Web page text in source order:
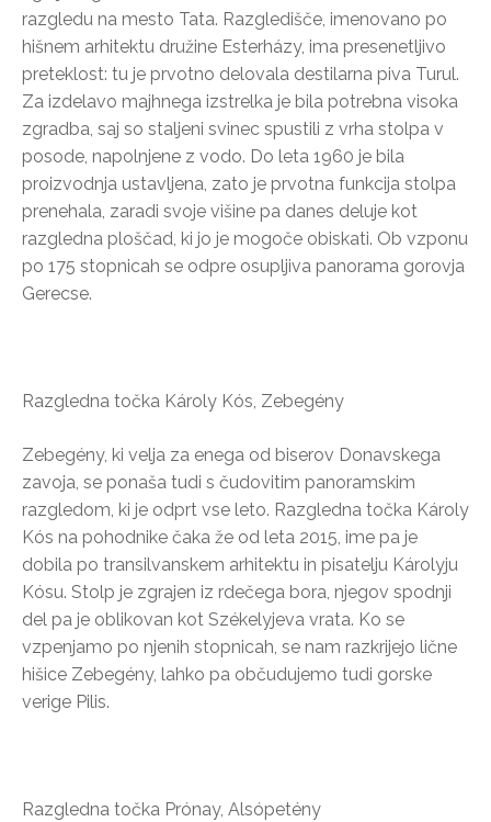
razgledu na mesto Tata. Razgledišče, imenovano po
hišnem arhitektu družine Esterházy, ima presenetljivo
preteklost: tu je prvotno delovala destilarna piva Turul.
Za izdelavo majhnega izstrelka je bila potrebna visoka
zgradba, saj so staljeni svinec spustili z vrha stolpa v
posode, napolnjene z vodo. Do leta 1960 je bila
proizvodnja ustavljena, zato je prvotna funkcija stolpa
prenehala, zaradi svoje višine pa danes deluje kot
razgledna ploščad, ki jo je mogoče obiskati. Ob vzponu
po 175 stopnicah se odpre osupljiva panorama gorovja
Gerecse.
Razgledna točka Károly Kós, Zebegény
Zebegény, ki velja za enega od biserov Donavskega
zavoja, se ponaša tudi s čudovitim panoramskim
razgledom, ki je odprt vse leto. Razgledna točka Károly
Kós na pohodnike čaka že od leta 2015, ime pa je
dobila po transilvanskem arhitektu in pisatelju Károlyju
Kósu. Stolp je zgrajen iz rdečega bora, njegov spodnji
del pa je oblikovan kot Székelyjeva vrata. Ko se
vzpenjamo po njenih stopnicah, se nam razkrijejo lične
hišice Zebegény, lahko pa občudujemo tudi gorske
verige Pilis.
Razgledna točka Prónay, Alsópetény